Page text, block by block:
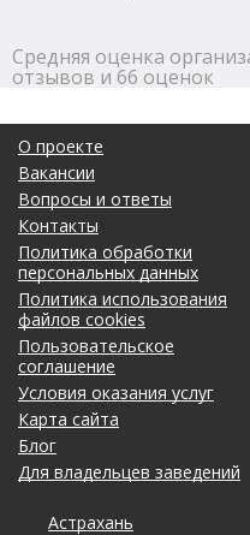
Средняя оценка
отзывов и 66 оценок
О проекте
Вакансии
Вопросы и ответы
Контакты
Политика обработки
персональных данных
Политика использования
файлов cookies
Пользовательское
соглашение
Условия оказания услуг
Карта сайта
Блог
Для владельцев заведений
Астрахань
Калининград
Омск
Тольятти